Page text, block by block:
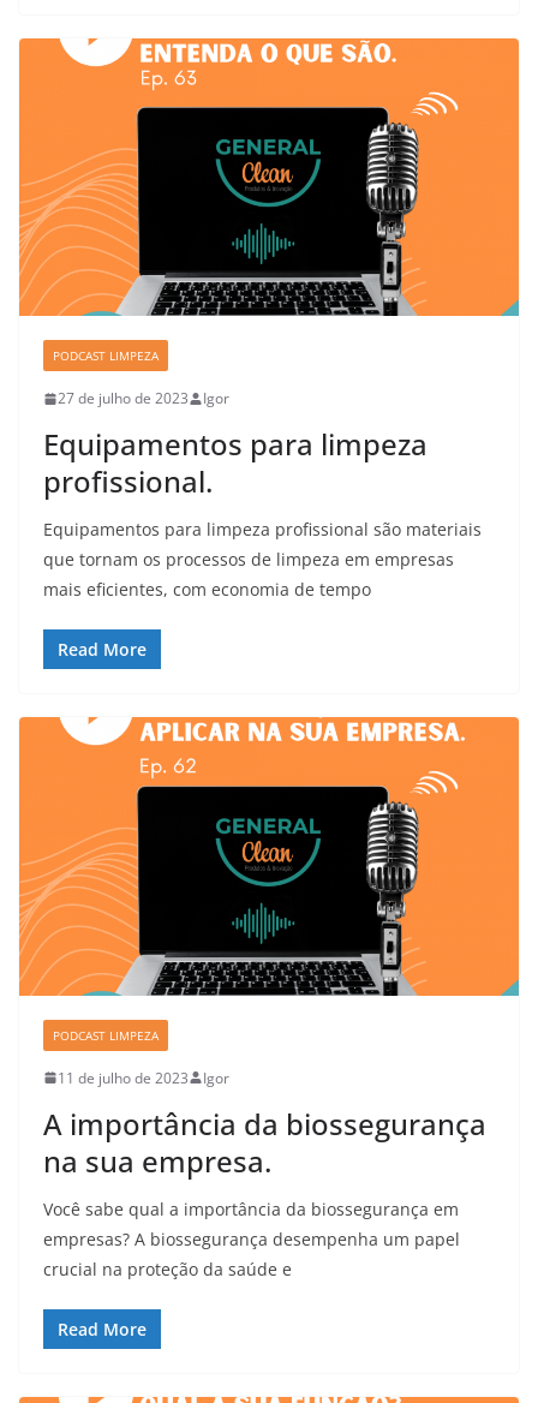
PODCAST LIMPEZA
27 de julho de 2023 Igor
Equipamentos para limpeza
profissional.
Equipamentos para limpeza profissional são materiais
que tornam os processos de limpeza em empresas
mais eficientes, com economia de tempo
Read More
PODCAST LIMPEZA
11 de julho de 2023 Igor
A importância da biossegurança
na sua empresa.
Você sabe qual a importância da biossegurança em
empresas? A biossegurança desempenha um papel
crucial na proteção da saúde e
Read More